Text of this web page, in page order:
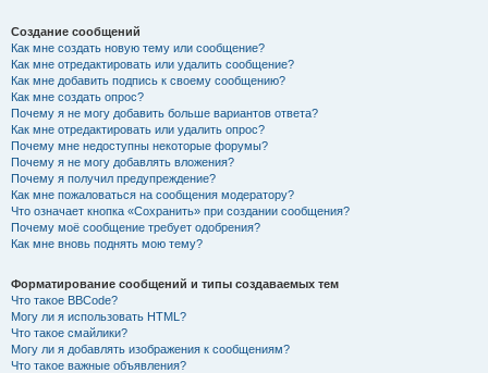
Создание сообщений
Как мне создать новую тему или сообщение?
Как мне отредактировать или удалить сообщение?
Как мне добавить подпись к своему сообщению?
Как мне создать опрос?
Почему я не могу добавить больше вариантов ответа?
Как мне отредактировать или удалить опрос?
Почему мне недоступны некоторые форумы?
Почему я не могу добавлять вложения?
Почему я получил предупреждение?
Как мне пожаловаться на сообщения модератору?
Что означает кнопка «Сохранить» при создании сообщения?
Почему моё сообщение требует одобрения?
Как мне вновь поднять мою тему?
Форматирование сообщений и типы создаваемых тем
Что такое BBCode?
Могу ли я использовать HTML?
Что такое смайлики?
Могу ли я добавлять изображения к сообщениям?
Что такое важные объявления?